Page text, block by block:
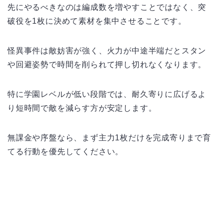
先にやるべきなのは編成数を増やすことではなく、突
破役を1枚に決めて素材を集中させることです。
怪異事件は敵妨害が強く、火力が中途半端だとスタン
や回避姿勢で時間を削られて押し切れなくなります。
特に学園レベルが低い段階では、耐久寄りに広げるよ
り短時間で敵を減らす方が安定します。
無課金や序盤なら、まず主力1枚だけを完成寄りまで育
てる行動を優先してください。